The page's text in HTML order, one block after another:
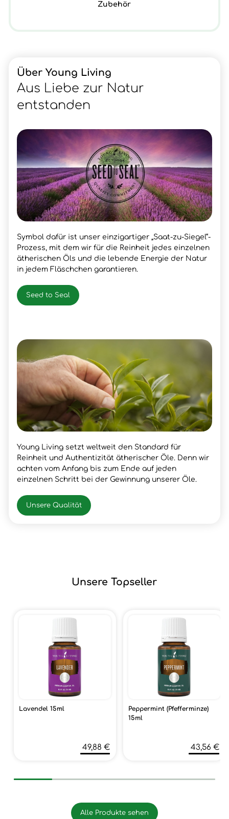
Zubehör
Über Young Living
Aus Liebe zur Natur
entstanden
Symbol dafür ist unser einzigartiger „Saat-zu-Siegel“-
Prozess, mit dem wir für die Reinheit jedes einzelnen
ätherischen Öls und die lebende Energie der Natur
in jedem Fläschchen garantieren.
Seed to Seal
Young Living setzt weltweit den Standard für
Reinheit und Authentizität ätherischer Öle. Denn wir
achten vom Anfang bis zum Ende auf jeden
einzelnen Schritt bei der Gewinnung unserer Öle.
Unsere Qualität
Unsere Topseller
Lavendel 15ml
49,88 €
Peppermint (Pfefferminze)
15ml
43,56 €
Alle Produkte sehen